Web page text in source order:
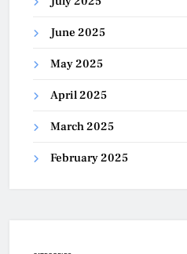
June 2025
May 2025
April 2025
March 2025
February 2025